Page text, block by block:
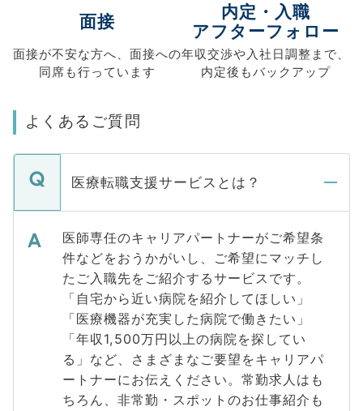
面接
面接が不安な方へ、 面接への
同席も行っています
内定・入職
アフターフォロー
年収交渉や入社日調整まで、
内定後もバックアップ
よくあるご質問
医療転職支援サービスとは？
医師専任のキャリアパートナーがご希望条
件などをおうかがいし、ご希望にマッチし
たご入職先をご紹介するサービスです。
「自宅から近い病院を紹介してほしい」
「医療機器が充実した病院で働きたい」
「年収1,500万円以上の病院を探してい
る」など、さまざまなご要望をキャリアパ
ートナーにお伝えください。常勤求人はも
ちろん、非常勤・スポットのお仕事紹介も